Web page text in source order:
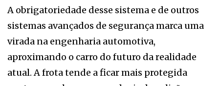
A obrigatoriedade desse sistema e de outros
sistemas avançados de segurança marca uma
virada na engenharia automotiva,
aproximando o carro do futuro da realidade
atual. A frota tende a ficar mais protegida